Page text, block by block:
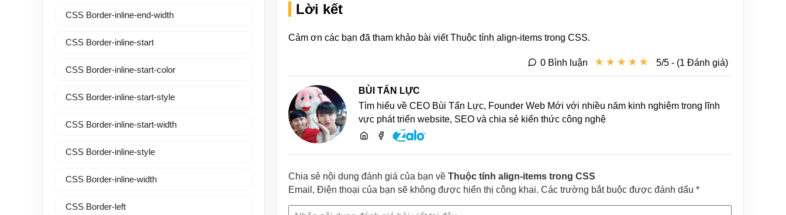
Lời kết
Cảm ơn các bạn đã tham khảo bài viết Thuộc tính align-items trong CSS.
★ ★ ★ ★ ★
★ ★ ★ ★ ★ 5/5 - (1 Đánh giá)
0 Bình luận
BÙI TẤN LỰC
Tìm hiểu về CEO Bùi Tấn Lực, Founder Web Mới với nhiều năm kinh nghiệm trong lĩnh
vực phát triển website, SEO và chia sẻ kiến thức công nghệ
Chia sẻ nội dung đánh giá của bạn về Thuộc tính align-items trong CSS
Email, Điện thoại của bạn sẽ không được hiển thị công khai. Các trường bắt buộc được đánh dấu *
CSS Border-inline-end-width
CSS Border-inline-start
CSS Border-inline-start-color
CSS Border-inline-start-style
CSS Border-inline-start-width
CSS Border-inline-style
CSS Border-inline-width
CSS Border-left